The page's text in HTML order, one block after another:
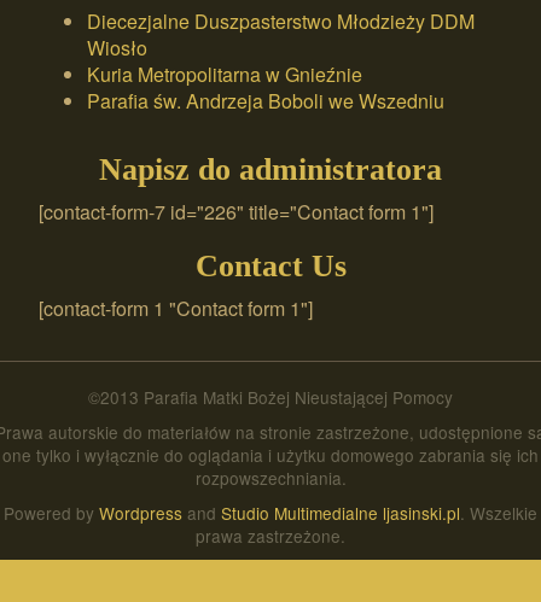
Diecezjalne Duszpasterstwo Młodzieży DDM
Wiosło
Kuria Metropolitarna w Gnieźnie
Parafia św. Andrzeja Boboli we Wszedniu
Napisz do administratora
[contact-form-7 id="226" title="Contact form 1"]
Contact Us
[contact-form 1 "Contact form 1"]
©2013 Parafia Matki Bożej Nieustającej Pomocy
autorskie do materiałów na stronie zastrzeżone, udostępnione
one tylko i wyłącznie do oglądania i użytku domowego zabrania się ich
rozpowszechniania.
Powered by Wordpress and Studio Multimedialne ljasinski.pl. Wszelkie
prawa zastrzeżone.